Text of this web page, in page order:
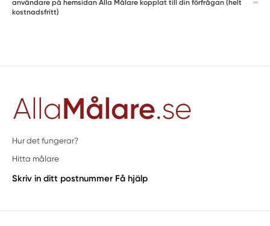
användare på hemsidan Alla Målare kopplat till din förfrågan (helt
kostnadsfritt)
Hur det fungerar?
Hitta målare
Skriv in ditt postnummer Få hjälp